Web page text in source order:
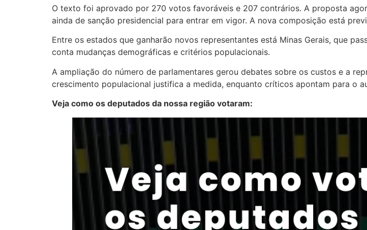
O texto foi aprovado por 270 votos favoráveis e 207 contrários. A proposta
ainda de sanção presidencial para entrar em vigor. A nova composição está
Entre os estados que ganharão novos representantes está Minas Gerais, que
conta mudanças demográficas e critérios populacionais.
A ampliação do número de parlamentares gerou debates sobre os custos e a
crescimento populacional justifica a medida, enquanto críticos apontam para o
Veja como os deputados da nossa região votaram: